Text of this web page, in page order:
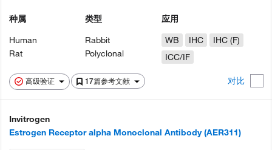
高级验证 17篇参考文献 对比
种属
Human
Rat
类型
Rabbit
Polyclonal
应用
WB
IHC
IHC (F)
ICC/IF
Invitrogen
Estrogen Receptor alpha Monoclonal Antibody (AER311)